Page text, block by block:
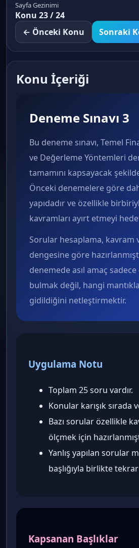
Sayfa Gezinimi
Konu 23 / 24
← Önceki Konu
Sonraki
Konu İçeriği
Deneme Sınavı 3
Bu deneme sınavı, Temel
ve Değerleme Yöntemleri
tamamını kapsayacak
Önceki denemelere göre
yapıdadır ve özellikle
kavramları ayırt etmeyi
Sorular hesaplama, kavram
dengesine göre
denemede asıl amaç
bulmak değil, hangi
gidildiğini netleştirmektir.
Uygulama Notu
Toplam 25 soru vardır.
Konular karışık sırada
Bazı sorular özellikle
ölçmek için
Yanlış yapılan sorular
başlığıyla birlikte
Kapsanan Başlıklar